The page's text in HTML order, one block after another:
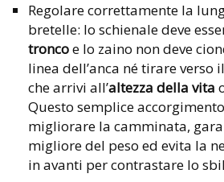
Regolare correttamente la
bretelle: lo schienale deve
troncoe lo zaino non deve
linea dell’anca né tirare verso
che arrivi all’altezza della vita
Questo semplice
migliorare la camminata,
migliore del peso ed evita la
in avanti per contrastare lo